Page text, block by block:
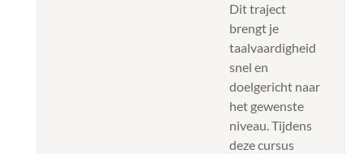
Dit traject
brengt je
taalvaardigheid
snel en
doelgericht naar
het gewenste
niveau. Tijdens
deze cursus